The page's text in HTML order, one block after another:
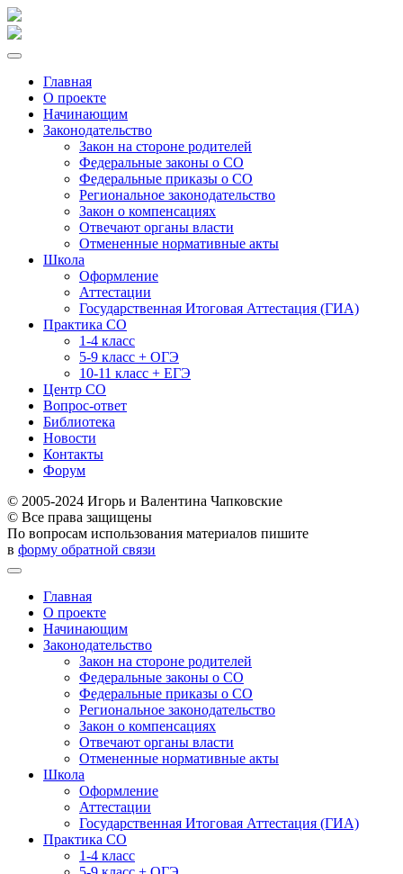
Главная
О проекте
Начинающим
Законодательство
Закон на стороне родителей
Федеральные законы о СО
Федеральные приказы о СО
Региональное законодательство
Закон о компенсациях
Отвечают органы власти
Отмененные нормативные акты
Школа
Оформление
Аттестации
Государственная Итоговая Аттестация (ГИА)
Практика СО
1-4 класс
5-9 класс + ОГЭ
10-11 класс + ЕГЭ
Центр СО
Вопрос-ответ
Библиотека
Новости
Контакты
Форум
© 2005-2024 Игорь и Валентина Чапковские
© Все права защищены
По вопросам использования материалов пишите
в форму обратной связи
Главная
О проекте
Начинающим
Законодательство
Закон на стороне родителей
Федеральные законы о СО
Федеральные приказы о СО
Региональное законодательство
Закон о компенсациях
Отвечают органы власти
Отмененные нормативные акты
Школа
Оформление
Аттестации
Государственная Итоговая Аттестация (ГИА)
Практика СО
1-4 класс